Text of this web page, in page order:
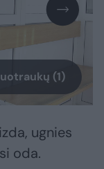
(1)
ugnies
oda.